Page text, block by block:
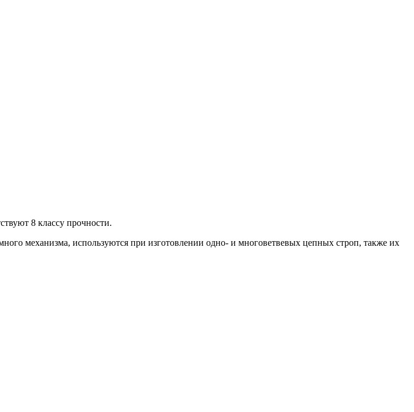
8 классу прочности.
механизма, используются при изготовлении одно- и многоветвевых цепных строп, также их